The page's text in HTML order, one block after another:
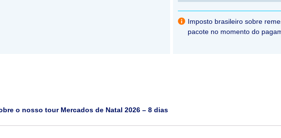
o nosso tour Mercados de Natal 2026 – 8 dias